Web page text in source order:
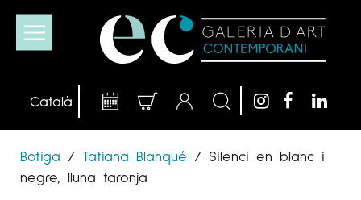
Botiga / Tatiana Blanqué / Silenci en blanc i
negre, lluna taronja